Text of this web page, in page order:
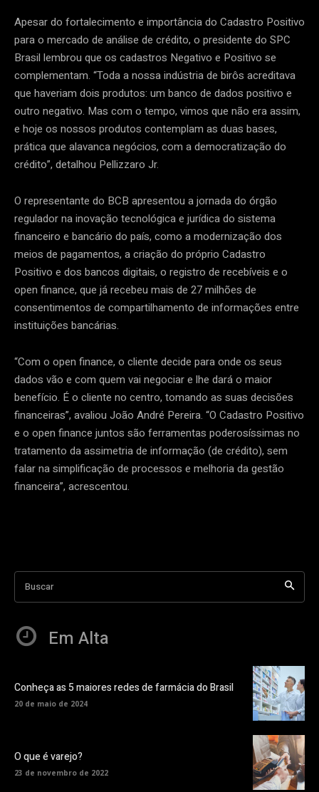
Apesar do fortalecimento e importância do Cadastro Positivo
para o mercado de análise de crédito, o presidente do SPC
Brasil lembrou que os cadastros Negativo e Positivo se
complementam. “Toda a nossa indústria de birôs acreditava
que haveriam dois produtos: um banco de dados positivo e
outro negativo. Mas com o tempo, vimos que não era assim,
e hoje os nossos produtos contemplam as duas bases,
prática que alavanca negócios, com a democratização do
crédito”, detalhou Pellizzaro Jr.
O representante do BCB apresentou a jornada do órgão
regulador na inovação tecnológica e jurídica do sistema
financeiro e bancário do país, como a modernização dos
meios de pagamentos, a criação do próprio Cadastro
Positivo e dos bancos digitais, o registro de recebíveis e o
open finance, que já recebeu mais de 27 milhões de
consentimentos de compartilhamento de informações entre
instituições bancárias.
“Com o open finance, o cliente decide para onde os seus
dados vão e com quem vai negociar e lhe dará o maior
benefício. É o cliente no centro, tomando as suas decisões
financeiras”, avaliou João André Pereira. “O Cadastro Positivo
e o open finance juntos são ferramentas poderosíssimas no
tratamento da assimetria de informação (de crédito), sem
falar na simplificação de processos e melhoria da gestão
financeira”, acrescentou.
Buscar
Em Alta
Conheça as 5 maiores redes de farmácia do Brasil
20 de maio de 2024
O que é varejo?
23 de novembro de 2022